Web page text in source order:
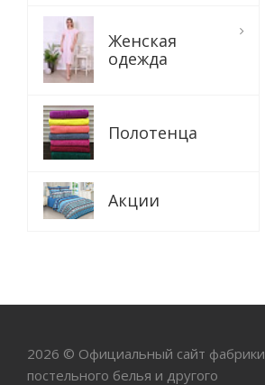
Женская
одежда
Полотенца
Акции
2026 © Официальный сайт фабрики
постельного белья и другого